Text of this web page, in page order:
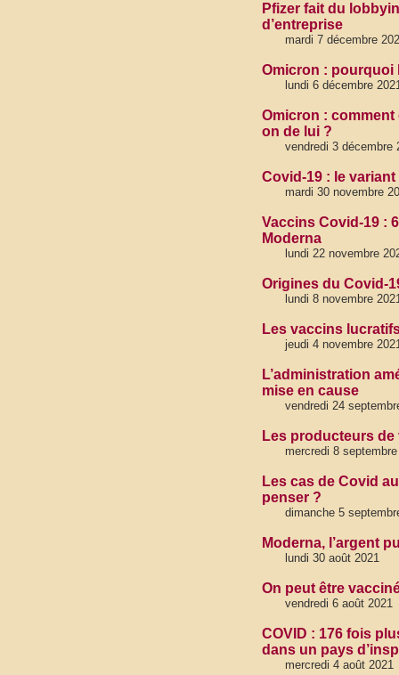
Pfizer fait du
d’entreprise
mardi 7 décembre
Omicron : pourquoi
lundi 6 décembre
Omicron : comment
on de lui ?
vendredi 3 décembre
Covid-19 : le
mardi 30 novembre
Vaccins Covid-19 :
Moderna
lundi 22 novembre
Origines du Covid-
lundi 8 novembre
Les vaccins
jeudi 4 novembre
L’administration
mise en cause
vendredi 24
Les producteurs
mercredi 8
Les cas de Covid
penser ?
dimanche 5
Moderna, l’argent
lundi 30 août 2021
On peut être
vendredi 6 août 2021
COVID : 176 fois
dans un pays
mercredi 4 août 2021